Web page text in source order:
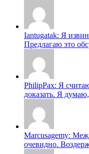
Iantugatak: Я
Предлагаю это
PhilipPax: Я
доказать. Я
Marcusagemy:
очевидно.